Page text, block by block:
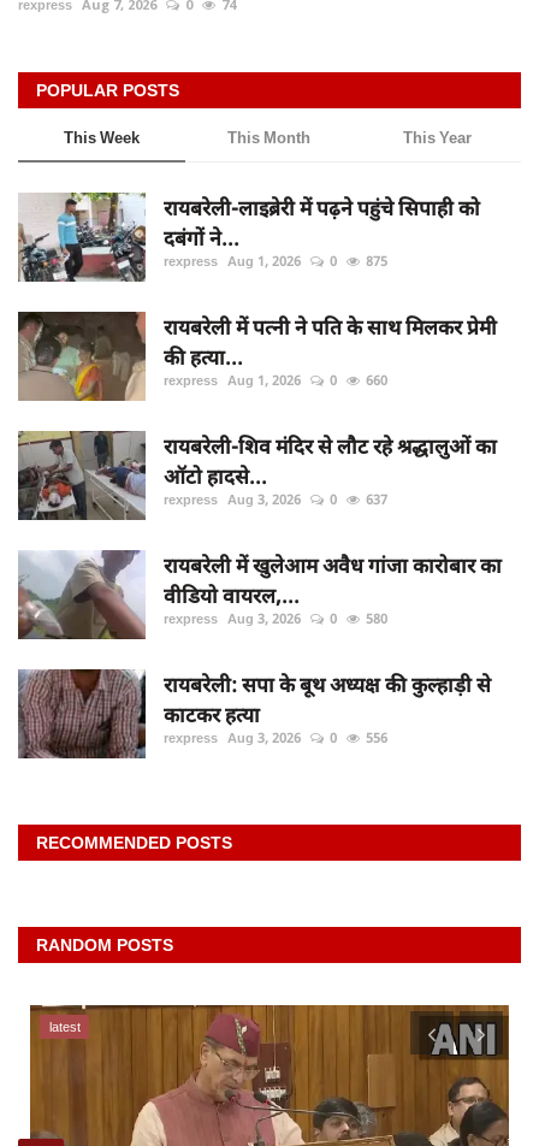
rexpress Aug 7, 2026 0 74
POPULAR POSTS
This Week This Month This Year
रायबरेली-लाइब्रेरी में पढ़ने पहुंचे सिपाही को
दबंगों ने...
rexpress Aug 1, 2026 0 875
रायबरेली में पत्नी ने पति के साथ मिलकर प्रेमी
की हत्या...
rexpress Aug 1, 2026 0 660
रायबरेली-शिव मंदिर से लौट रहे श्रद्धालुओं का
ऑटो हादसे...
rexpress Aug 3, 2026 0 637
रायबरेली में खुलेआम अवैध गांजा कारोबार का
वीडियो वायरल,...
rexpress Aug 3, 2026 0 580
रायबरेली: सपा के बूथ अध्यक्ष की कुल्हाड़ी से
काटकर हत्या
rexpress Aug 3, 2026 0 556
RECOMMENDED POSTS
RANDOM POSTS
latest